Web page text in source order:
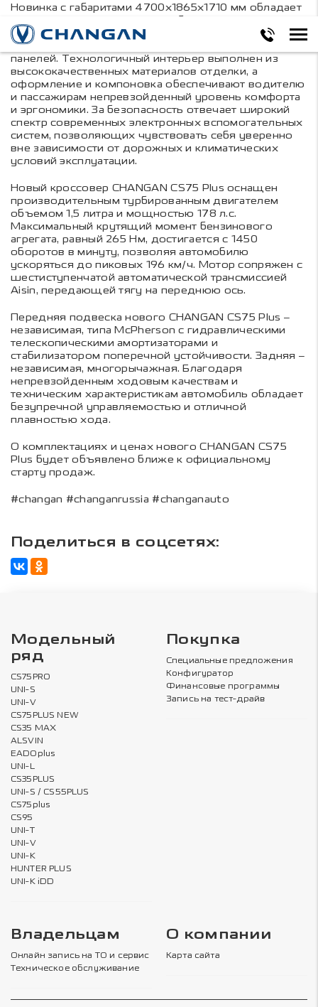
Новинка с габаритами 4700х1865х1710 мм обладает
притягательным дизайном с объемной решеткой
радиатора, а также заостренной светодиодной
оптикой и плавными элегантными линиями кузовных
панелей. Технологичный интерьер выполнен из
высококачественных материалов отделки, а
оформление и компоновка обеспечивают водителю
и пассажирам непревзойденный уровень комфорта
и эргономики. За безопасность отвечает широкий
спектр современных электронных вспомогательных
систем, позволяющих чувствовать себя уверенно
вне зависимости от дорожных и климатических
условий эксплуатации.
Новый кроссовер CHANGAN CS75 Plus оснащен
производительным турбированным двигателем
объемом 1,5 литра и мощностью 178 л.с.
Максимальный крутящий момент бензинового
агрегата, равный 265 Нм, достигается с 1450
оборотов в минуту, позволяя автомобилю
ускоряться до пиковых 196 км/ч. Мотор сопряжен с
шестиступенчатой автоматической трансмиссией
Aisin, передающей тягу на переднюю ось.
Передняя подвеска нового CHANGAN CS75 Plus –
независимая, типа McPherson с гидравлическими
телескопическими амортизаторами и
стабилизатором поперечной устойчивости. Задняя –
независимая, многорычажная. Благодаря
непревзойденным ходовым качествам и
техническим характеристикам автомобиль обладает
безупречной управляемостью и отличной
плавностью хода.
О комплектациях и ценах нового CHANGAN CS75
Plus будет объявлено ближе к официальному
старту продаж.
#changan #changanrussia #changanauto
Поделиться в соцсетях:
Модельный
ряд
CS75PRO
UNI-S
UNI-V
CS75PLUS NEW
CS35 MAX
ALSVIN
EADOplus
UNI-L
CS35PLUS
UNI-S / CS55PLUS
CS75plus
CS95
UNI-T
UNI-V
UNI-K
HUNTER PLUS
UNI-K iDD
Покупка
Специальные предложения
Конфигуратор
Финансовые программы
Запись на тест-драйв
Владельцам
Онлайн запись на ТО и сервис
Техническое обслуживание
О компании
Карта сайта